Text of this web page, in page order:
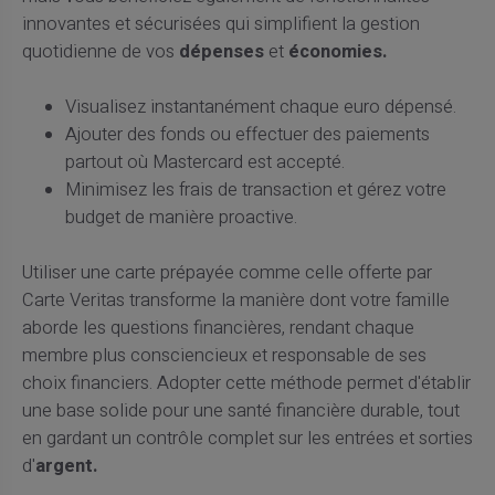
innovantes et sécurisées qui simplifient la gestion
quotidienne de vos dépenseset économies.
Visualisez instantanément chaque euro dépensé.
Ajouter des fonds ou effectuer des paiements
partout où Mastercard est accepté.
Minimisez les frais de transaction et gérez votre
budget de manière proactive.
Utiliser une carte prépayée comme celle offerte par
Carte Veritas transforme la manière dont votre famille
aborde les questions financières, rendant chaque
membre plus consciencieux et responsable de ses
choix financiers. Adopter cette méthode permet d'établir
une base solide pour une santé financière durable, tout
en gardant un contrôle complet sur les entrées et sorties
d'argent.